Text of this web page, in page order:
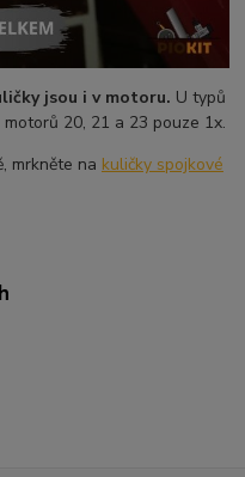
jsou i v motoru. U typů
20, 21 a 23 pouze 1x.
mrkněte na kuličky spojkové